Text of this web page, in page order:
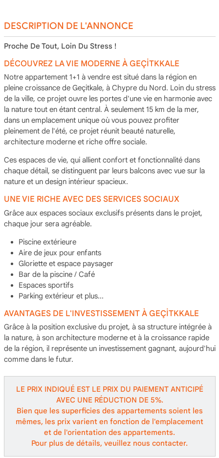
DESCRIPTION DE L'ANNONCE
Proche De Tout, Loin Du Stress !
DÉCOUVREZ LA VIE MODERNE À GEÇİTKKALE
Notre appartement 1+1 à vendre est situé dans la région en
pleine croissance de Geçitkale, à Chypre du Nord. Loin du stress
de la ville, ce projet ouvre les portes d'une vie en harmonie avec
la nature tout en étant central. À seulement 15 km de la mer,
dans un emplacement unique où vous pouvez profiter
pleinement de l'été, ce projet réunit beauté naturelle,
architecture moderne et riche offre sociale.
Ces espaces de vie, qui allient confort et fonctionnalité dans
chaque détail, se distinguent par leurs balcons avec vue sur la
nature et un design intérieur spacieux.
UNE VIE RICHE AVEC DES SERVICES SOCIAUX
Grâce aux espaces sociaux exclusifs présents dans le projet,
chaque jour sera agréable.
Piscine extérieure
Aire de jeux pour enfants
Gloriette et espace paysager
Bar de la piscine / Café
Espaces sportifs
Parking extérieur et plus...
AVANTAGES DE L'INVESTISSEMENT À GEÇİTKKALE
Grâce à la position exclusive du projet, à sa structure intégrée à
la nature, à son architecture moderne et à la croissance rapide
de la région, il représente un investissement gagnant, aujourd'hui
comme dans le futur.
LE PRIX INDIQUÉ EST LE PRIX DU PAIEMENT ANTICIPÉ
AVEC UNE RÉDUCTION DE 5%.
Bien que les superficies des appartements soient les
mêmes, les prix varient en fonction de l'emplacement
et de l'orientation des appartements.
Pour plus de détails, veuillez nous contacter.